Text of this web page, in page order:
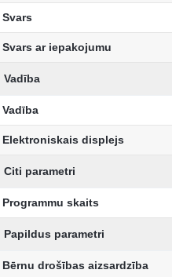
Svars
Svars ar iepakojumu
Vadība
Vadība
Elektroniskais displejs
Citi parametri
Programmu skaits
Papildus parametri
Bērnu drošības aizsardzība